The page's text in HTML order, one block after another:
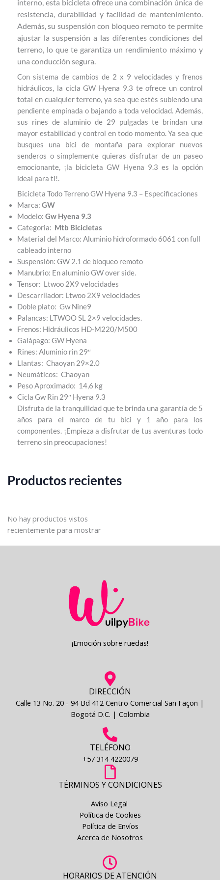
interno, esta bicicleta ofrece una combinación única de
resistencia, durabilidad y facilidad de mantenimiento.
Además, su suspensión con bloqueo remoto te permite
ajustar la suspensión a las diferentes condiciones del
terreno, lo que te garantiza un rendimiento máximo y
una conducción segura.
Con sistema de cambios de 2 x 9 velocidades y frenos
hidráulicos, la cicla GW Hyena 9.3 te ofrece un control
total en cualquier terreno, ya sea que estés subiendo una
pendiente empinada o bajando a toda velocidad. Además,
sus rines de aluminio de 29 pulgadas te brindan una
mayor estabilidad y control en todo momento. Ya sea que
busques una bici de montaña para explorar nuevos
senderos o simplemente quieras disfrutar de un paseo
emocionante, ¡la bicicleta GW Hyena 9.3 es la opción
ideal para ti!.
Bicicleta Todo Terreno GW Hyena 9.3 – Especificaciones
Marca: GW
Modelo: Gw Hyena 9.3
Categoria: Mtb Bicicletas
Material del Marco: Aluminio hidroformado 6061 con full
cableado interno
Suspensión: GW 2.1 de bloqueo remoto
Manubrio: En aluminio GW over side.
Tensor: Ltwoo 2X9 velocidades
Descarrilador: Ltwoo 2X9 velocidades
Doble plato: Gw Nine9
Palancas: LTWOO SL 2×9 velocidades.
Frenos: Hidráulicos HD-M220/M500
Galápago: GW Hyena
Rines: Aluminio rin 29″
Llantas: Chaoyan 29×2.0
Neumáticos: Chaoyan
Peso Aproximado: 14,6 kg
Cicla Gw Rin 29″ Hyena 9.3
Disfruta de la tranquilidad que te brinda una garantía de 5
años para el marco de tu bici y 1 año para los
componentes. ¡Empieza a disfrutar de tus aventuras todo
terreno sin preocupaciones!
Productos recientes
No hay productos vistos
recientemente para mostrar
¡Emoción sobre ruedas!
DIRECCIÓN
Calle 13 No. 20 - 94 Bd 412 Centro Comercial San Façon |
Bogotá D.C. | Colombia
TELÉFONO
+57 314 4220079
TÉRMINOS Y CONDICIONES
Aviso Legal
Política de Cookies
Política de Envíos
Acerca de Nosotros
HORARIOS DE ATENCIÓN